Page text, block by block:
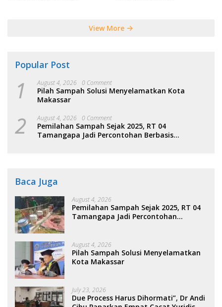
View More
Popular Post
1 August 4, 2026 0 Comment
Pilah Sampah Solusi Menyelamatkan Kota
Makassar
2 August 4, 2026 0 Comment
Pemilahan Sampah Sejak 2025, RT 04
Tamangapa Jadi Percontohan Berbasis
Baca Juga
August 4, 2026
Pemilahan Sampah Sejak 2025, RT 04
Tamangapa Jadi Percontohan
August 4, 2026
Pilah Sampah Solusi Menyelamatkan
Kota Makassar
July 23, 2026
Due Process Harus Dihormati”, Dr Andi